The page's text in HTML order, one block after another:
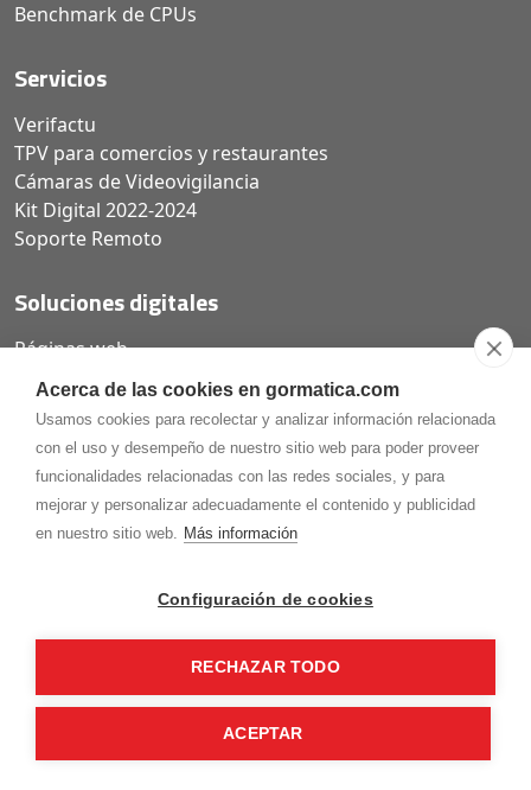
Acerca de las cookies en gormatica.com
Usamos cookies para recolectar y analizar información relacionada
con el uso y desempeño de nuestro sitio web para poder proveer
funcionalidades relacionadas con las redes sociales, y para
mejorar y personalizar adecuadamente el contenido y publicidad
en nuestro sitio web. Más información
Configuración de cookies
RECHAZAR TODO
ACEPTAR
Benchmark de CPUs
Servicios
Verifactu
TPV para comercios y restaurantes
Cámaras de Videovigilancia
Kit Digital 2022-2024
Soporte Remoto
Soluciones digitales
Páginas web
Tiendas online
975.368.262
¡Síguenos en nuestras redes!